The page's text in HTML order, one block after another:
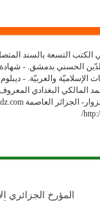
الكتب التسعة بالسند
الحسني بدمشق. - شهادة
والعربيّة. -
المؤرخ الجزائري